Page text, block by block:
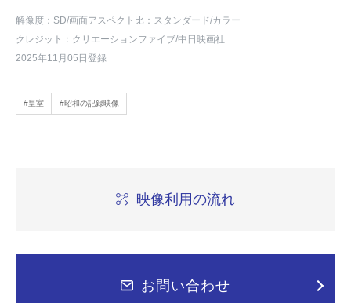
解像度：SD/画面アスペクト比：スタンダード/カラー
クレジット：クリエーションファイブ/中日映画社
2025年11月05日登録
#皇室 #昭和の記録映像
映像利用の流れ
お問い合わせ